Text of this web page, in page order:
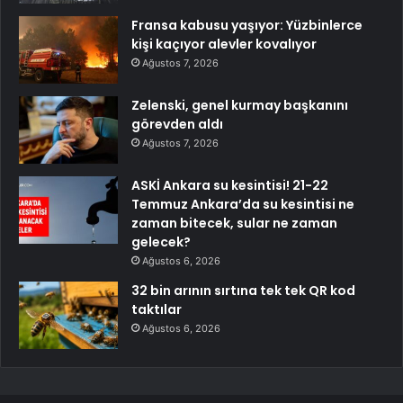
Fransa kabusu yaşıyor: Yüzbinlerce
kişi kaçıyor alevler kovalıyor
Ağustos 7, 2026
Zelenski, genel kurmay başkanını
görevden aldı
Ağustos 7, 2026
ASKİ Ankara su kesintisi! 21-22
Temmuz Ankara’da su kesintisi ne
zaman bitecek, sular ne zaman
gelecek?
Ağustos 6, 2026
32 bin arının sırtına tek tek QR kod
taktılar
Ağustos 6, 2026